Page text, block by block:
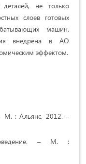
деталей, не только
слоев готовых
машин.
внедрена в АО
эффектом.
М. : Альянс, 2012. –
– М. :